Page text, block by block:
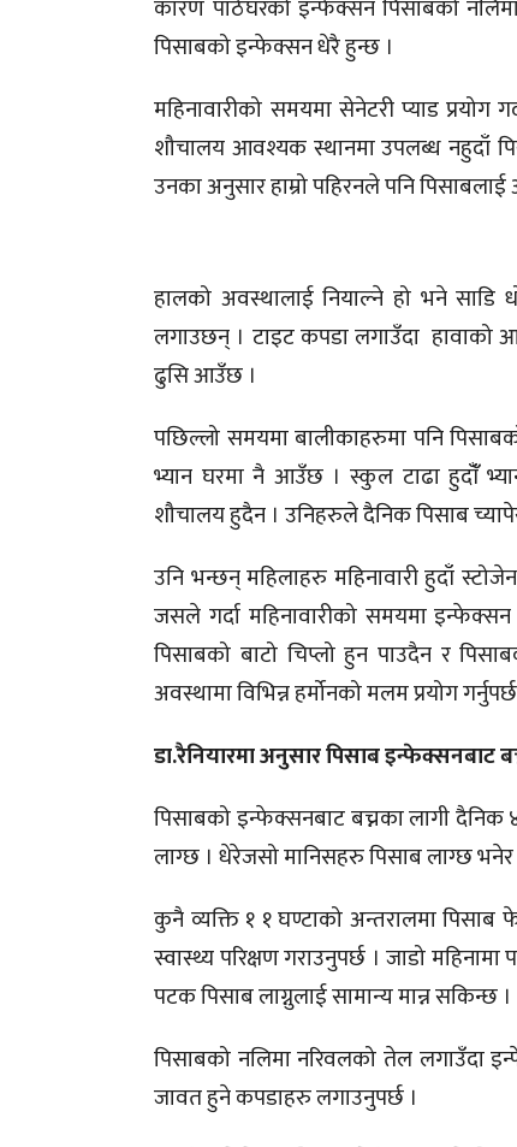
कारण पाठेघरको इन्फेक्सन पिसाबको
पिसाबको इन्फेक्सन धेरै हुन्छ ।
महिनावारीको समयमा सेनेटरी प्याड
शौचालय आवश्यक स्थानमा उपलब्ध नहुदाँ
उनका अनुसार हाम्रो पहिरनले पनि पिसाबलाई
हालको अवस्थालाई नियाल्ने हो भने
लगाउछन् । टाइट कपडा लगाउँदा हावाको
ढुसि आउँछ ।
पछिल्लो समयमा बालीकाहरुमा पनि
भ्यान घरमा नै आउँछ । स्कुल टाढा हुदाँँ
शौचालय हुदैन । उनिहरुले दैनिक पिसाब
उनि भन्छन् महिलाहरु महिनावारी हुदाँ
जसले गर्दा महिनावारीको समयमा इन्फेक्सन
पिसाबको बाटो चिप्लो हुन पाउदैन र
अवस्थामा विभिन्न हर्मोनको मलम प्रयोग
डा.रैनियारमा अनुसार पिसाब इन्फेक्सनबाट
पिसाबको इन्फेक्सनबाट बच्नका लागी दैनिक
लाग्छ । धेरेजसो मानिसहरु पिसाब लाग्छ भनेर
कुनै व्यक्ति १ १ घण्टाको अन्तरालमा
स्वास्थ्य परिक्षण गराउनुपर्छ । जाडो
पटक पिसाब लाग्नुलाई सामान्य मान्न सकिन्छ ।
पिसाबको नलिमा नरिवलको तेल लगाउँदा
जावत हुने कपडाहरु लगाउनुपर्छ ।